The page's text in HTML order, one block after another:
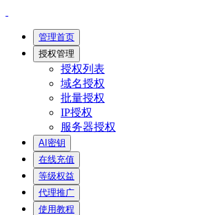
管理首页
授权管理
授权列表
域名授权
批量授权
IP授权
服务器授权
AI密钥
在线充值
等级权益
代理推广
使用教程